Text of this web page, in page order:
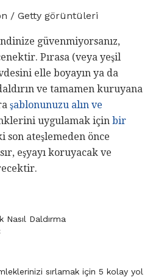
/ Getty görüntüleri
güvenmiyorsanız,
Pırasa (veya yeşil
elle boyayın ya da
ve tamamen kuruyana
şablonunuzu alın ve
uygulamak için bir
son ateşlemeden önce
eşyayı koruyacak ve
Nasıl Daldırma
sırlamak için 5 kolay yol